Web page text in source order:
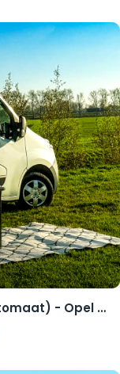
Ecologische Zelfbouw Camper (Automaat) - Opel Movano 2015 – Richard